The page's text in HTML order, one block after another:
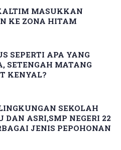
MASUKKAN
KE ZONA HITAM
SEPERTI APA YANG
SETENGAH MATANG
KENYAL?
SEKOLAH
DAN ASRI,SMP NEGERI 22
JENIS PEPOHONAN